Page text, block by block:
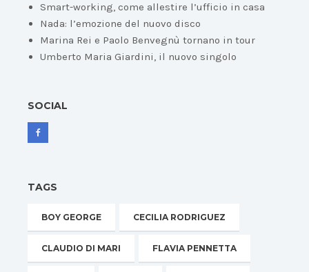
Smart-working, come allestire l’ufficio in casa
Nada: l’emozione del nuovo disco
Marina Rei e Paolo Benvegnù tornano in tour
Umberto Maria Giardini, il nuovo singolo
SOCIAL
TAGS
BOY GEORGE CECILIA RODRIGUEZ
CLAUDIO DI MARI FLAVIA PENNETTA